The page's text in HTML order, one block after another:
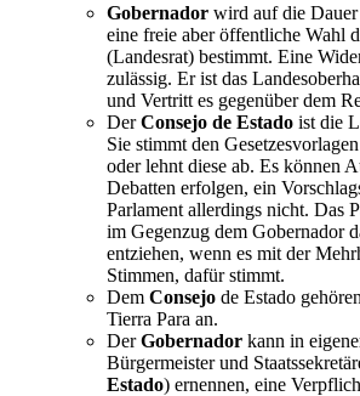
Gobernador wird auf die
eine freie aber öffentliche Wahl
(Landesrat) bestimmt. Eine
zulässig. Er ist das
und Vertritt es gegenüber dem
DerConsejo de Estado ist die
Sie stimmt den
oder lehnt diese ab. Es können
Debatten erfolgen, ein
Parlament allerdings nicht. Das
im Gegenzug dem Gobernador
entziehen, wenn es mit der
Stimmen, dafür stimmt.
Dem Consejo de Estado
Tierra Para an.
DerGobernador kann in
Bürgermeister und
Estado) ernennen, eine